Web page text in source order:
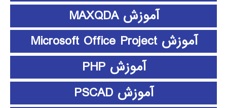
آموزش MAXQDA
آموزش Microsoft Office Project
آموزش PHP
آموزش PSCAD